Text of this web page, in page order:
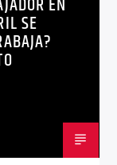
SE